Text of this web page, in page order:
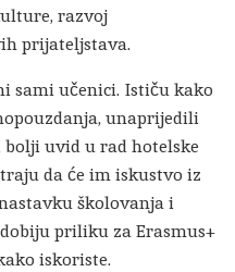
razvoj
prijateljstava.
sami učenici. Ističu kako
unaprijedili
uvid u rad hotelske
da će im iskustvo iz
školovanja i
priliku za Erasmus+
iskoriste.